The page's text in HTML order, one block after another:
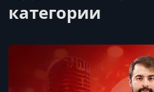
последствия
дыхание, голос,
категории